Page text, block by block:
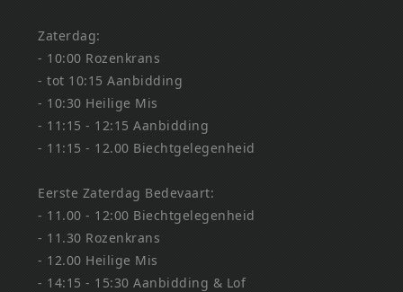
Zaterdag:
- 10:00 Rozenkrans
- tot 10:15 Aanbidding
- 10:30 Heilige Mis
- 11:15 - 12:15 Aanbidding
- 11:15 - 12.00 Biechtgelegenheid
Eerste Zaterdag Bedevaart:
- 11.00 - 12:00 Biechtgelegenheid
- 11.30 Rozenkrans
- 12.00 Heilige Mis
- 14:15 - 15:30 Aanbidding & Lof